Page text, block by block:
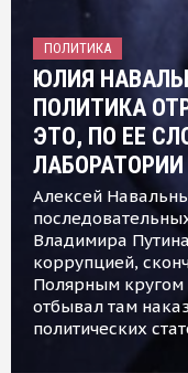
ПОЛИТИКА
ЮЛИЯ
ПОЛИТИКА
ЭТО, ПО ЕЕ
ЛАБОРАТОРИИ
Алексей
Владимира
коррупцией,
Полярным кругом
отбывал там
политических